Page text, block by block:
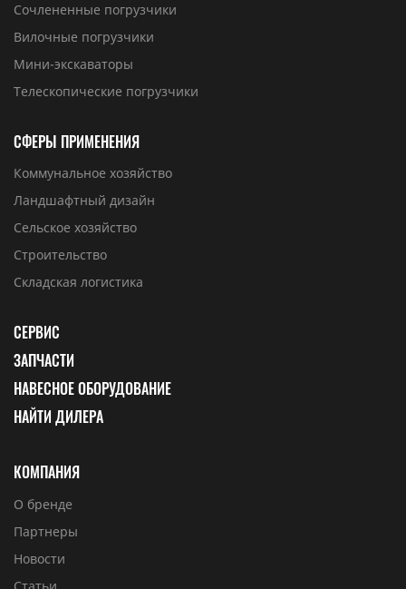
Сочлененные погрузчики
Вилочные погрузчики
Мини-экскаваторы
Телескопические погрузчики
СФЕРЫ ПРИМЕНЕНИЯ
Коммунальное хозяйство
Ландшафтный дизайн
Сельское хозяйство
Строительство
Складская логистика
СЕРВИС
ЗАПЧАСТИ
НАВЕСНОЕ ОБОРУДОВАНИЕ
НАЙТИ ДИЛЕРА
КОМПАНИЯ
О бренде
Партнеры
Новости